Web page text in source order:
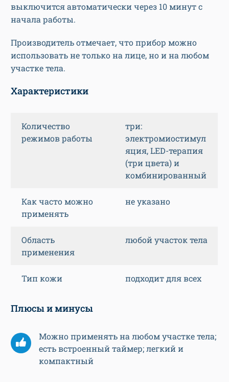
выключится автоматически через 10 минут с
начала работы.
Производитель отмечает, что прибор можно
использовать не только на лице, но и на любом
участке тела.
Характеристики
Количество
режимов работы
три:
электромиостимул
яция, LED-терапия
(три цвета) и
комбинированный
Как часто можно
применять
не указано
Область
применения
любой участок тела
Тип кожи подходит для всех
Плюсы и минусы
Можно применять на любом участке тела;
есть встроенный таймер; легкий и
компактный